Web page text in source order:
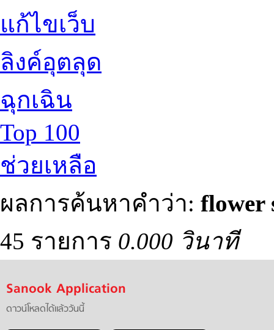
แก้ไขเว็บ
ลิงค์อุตลุด
ฉุกเฉิน
Top 100
ช่วยเหลือ
ผลการค้นหาคำว่า: flower
45 รายการ 0.000 วินาที
Sanook Application
ดาวน์โหลดได้แล้ววันนี้